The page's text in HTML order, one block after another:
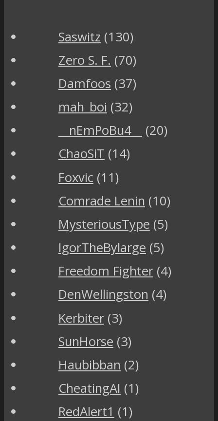
Saswitz (130)
Zero S. F. (70)
Damfoos (37)
mah_boi (32)
__nEmPoBu4__
(20)
ChaoSiT (14)
Foxvic (11)
Comrade Lenin (10)
MysteriousType (5)
IgorTheBylarge (5)
Freedom Fighter (4)
DenWellingston (4)
Kerbiter (3)
SunHorse (3)
Haubibban (2)
CheatingAI (1)
RedAlert1 (1)